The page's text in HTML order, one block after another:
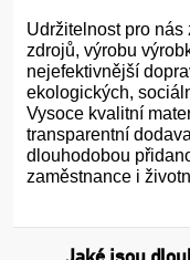
Udržitelnost pro
zdrojů, výrobu
nejefektivnější
ekologických,
Vysoce kvalitní
transparentní
dlouhodobou
zaměstnance i